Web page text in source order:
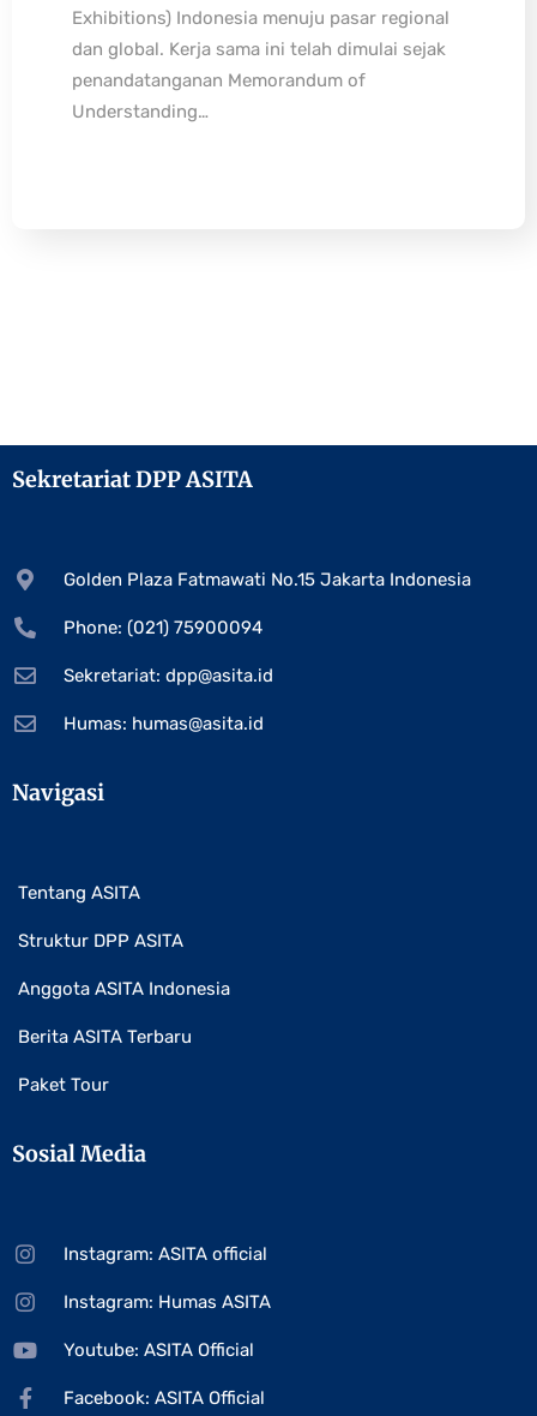
Exhibitions) Indonesia menuju pasar regional
dan global. Kerja sama ini telah dimulai sejak
penandatanganan Memorandum of
Understanding…
Sekretariat DPP ASITA
Golden Plaza Fatmawati No.15 Jakarta Indonesia
Phone: (021) 75900094
Sekretariat: dpp@asita.id
Humas: humas@asita.id
Navigasi
Tentang ASITA
Struktur DPP ASITA
Anggota ASITA Indonesia
Berita ASITA Terbaru
Paket Tour
Sosial Media
Instagram: ASITA official
Instagram: Humas ASITA
Youtube: ASITA Official
Facebook: ASITA Official